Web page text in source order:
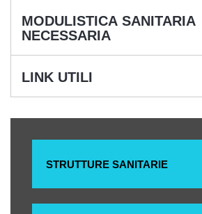
MODULISTICA SANITARIA
NECESSARIA
LINK UTILI
STRUTTURE SANITARIE